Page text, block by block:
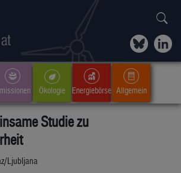
Ökologie Energiebörse Allgemein
Studie zu
Ljubljana